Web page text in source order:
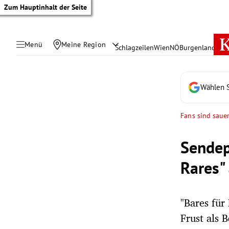
Zum Hauptinhalt der Seite
Menü Meine Region SchlagzeilenWienNÖBurgenland
Wählen
Fans sind sauer
"Bares
Frust als